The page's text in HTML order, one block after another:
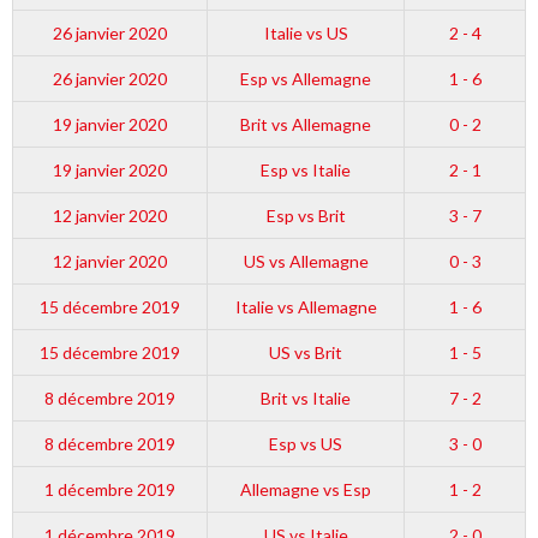
26 janvier 2020 Italie vs US 2 - 4
26 janvier 2020 Esp vs Allemagne 1 - 6
19 janvier 2020 Brit vs Allemagne 0 - 2
19 janvier 2020 Esp vs Italie 2 - 1
12 janvier 2020 Esp vs Brit 3 - 7
12 janvier 2020 US vs Allemagne 0 - 3
15 décembre 2019 Italie vs Allemagne 1 - 6
15 décembre 2019 US vs Brit 1 - 5
8 décembre 2019 Brit vs Italie 7 - 2
8 décembre 2019 Esp vs US 3 - 0
1 décembre 2019 Allemagne vs Esp 1 - 2